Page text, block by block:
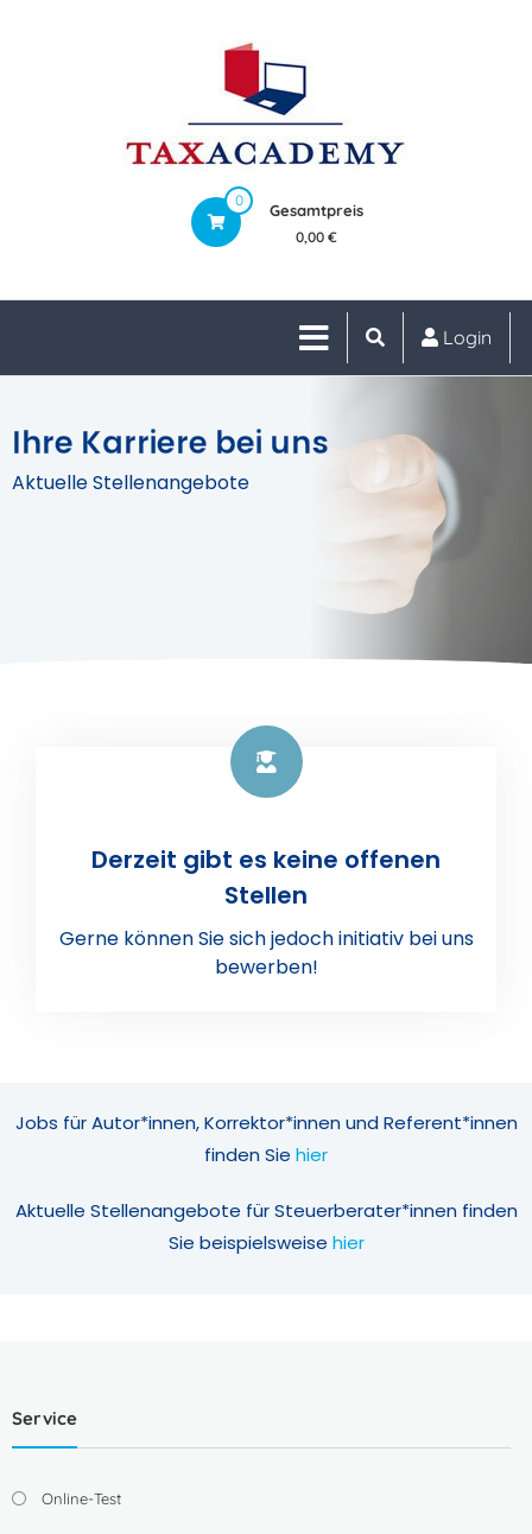
0
Gesamtpreis
0,00 €
Login
Ihre Karriere bei uns
Aktuelle Stellenangebote
Derzeit gibt es keine offenen
Stellen
Gerne können Sie sich jedoch initiativ bei uns
bewerben!
Jobs für Autor*innen, Korrektor*innen und Referent*innen
finden Sie hier
Aktuelle Stellenangebote für Steuerberater*innen finden
Sie beispielsweise hier
Service
Online-Test